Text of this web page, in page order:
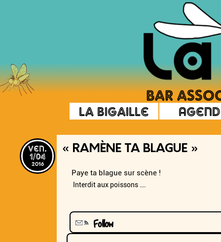
La Bigaille
ven.
1/04
2016
« RAMÈNE TA BLAGUE »
Paye ta blague sur scène !
Interdit aux poissons ….
Follow